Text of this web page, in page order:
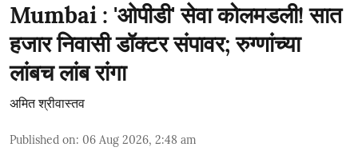
Mumbai : 'ओपीडी' सेवा कोलमडली! सात
हजार निवासी डॉक्टर संपावर; रुग्णांच्या
लांबच लांब रांगा
अमित श्रीवास्तव
Published on: 06 Aug 2026, 2:48 am